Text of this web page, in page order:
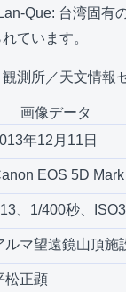
Que: 台湾固有
ています。
測所／天文情報
年12月11日
EOS 5D Mark
、1/400秒、
ルマ望遠鏡山頂施
松正顕
画像データ